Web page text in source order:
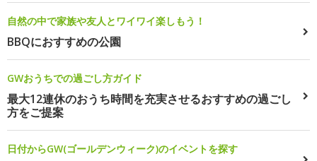
自然の中で家族や友人とワイワイ楽しもう！
BBQにおすすめの公園
GWおうちでの過ごし方ガイド
最大12連休のおうち時間を充実させるおすすめの過ごし
方をご提案
日付からGW(ゴールデンウィーク)のイベントを探す